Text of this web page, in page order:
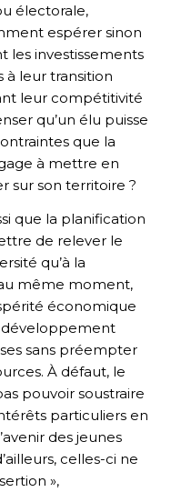
électorale,
espérer sinon
les investissements
à leur transition
leur compétitivité
qu’un élu puisse
que la
à mettre en
sur son territoire ?
que la planification
de relever le
qu’à la
même moment,
économique
sans préempter
À défaut, le
pouvoir soustraire
particuliers en
des jeunes
celles-ci ne
»,